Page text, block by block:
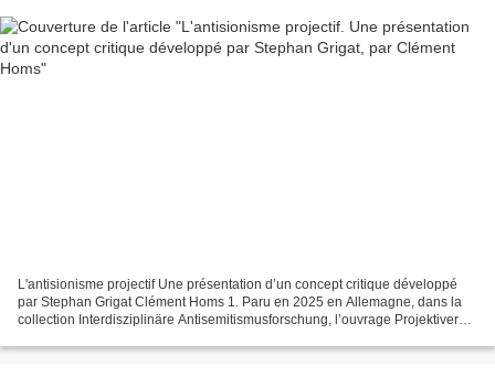
L'antisionisme projectif Une présentation d’un concept critique développé
par Stephan Grigat Clément Homs 1. Paru en 2025 en Allemagne, dans la
collection Interdisziplinäre Antisemitismusforschung, l’ouvrage Projektiver